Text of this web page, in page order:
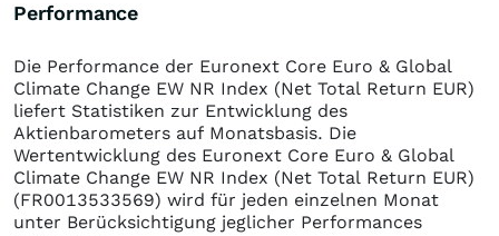
Performance
Die Performance der Euronext Core Euro & Global
Climate Change EW NR Index (Net Total Return EUR)
liefert Statistiken zur Entwicklung des
Aktienbarometers auf Monatsbasis. Die
Wertentwicklung des Euronext Core Euro & Global
Climate Change EW NR Index (Net Total Return EUR)
(FR0013533569) wird für jeden einzelnen Monat
unter Berücksichtigung jeglicher Performances